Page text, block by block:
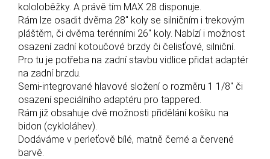
kololoběžky. A právě tím MAX 28 disponuje.
Rám lze osadit dvěma 28" koly se silničním i trekovým
pláštěm, či dvěma terénními 26" koly. Nabízí i možnost
osazení zadní kotoučové brzdy či čelisťové, silniční.
Pro tu je potřeba na zadní stavbu vidlice přidat adaptér
na zadní brzdu.
Semi-integrované hlavové složení o rozměru 1 1/8" či
osazení speciálního adaptéru pro tappered.
Rám již obsahuje dvě možnosti přidělání košíku na
bidon (cykloláhev).
Dodáváme v perleťově bílé, matně černé a červené
barvě.